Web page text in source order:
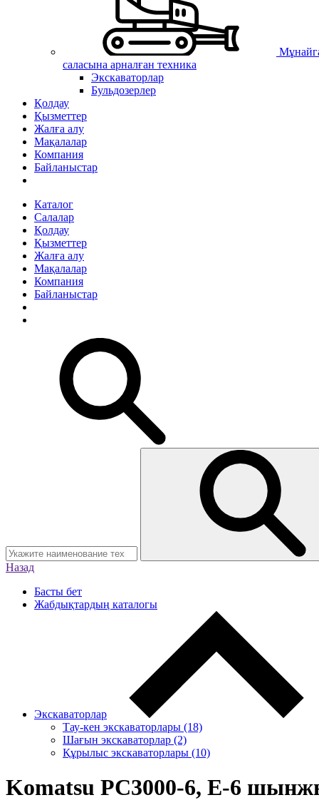
саласына арналған техника
Экскаваторлар
Бульдозерлер
Қолдау
Қызметтер
Жалға алу
Мақалалар
Компания
Байланыстар
Каталог
Салалар
Қолдау
Қызметтер
Жалға алу
Мақалалар
Компания
Байланыстар
Назад
Басты бет
Жабдықтардың каталогы
Экскаваторлар
Тау-кен экскаваторлары (18)
Шағын экскаваторлар (2)
Құрылыс экскаваторлары (10)
Komatsu PC3000-6, Е-6